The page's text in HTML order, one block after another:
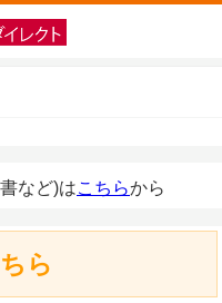
など)はこちらから
ら